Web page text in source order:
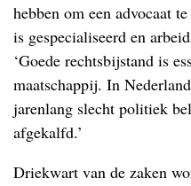
hebben om een advocaat
is gespecialiseerd en
‘Goede rechtsbijstand is
maatschappij. In
jarenlang slecht politiek
afgekalfd.’
Driekwart van de zaken